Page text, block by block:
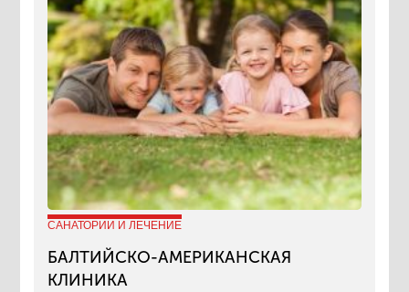
САНАТОРИИ И ЛЕЧЕНИЕ
БАЛТИЙСКО-АМЕРИКАНСКАЯ
КЛИНИКА